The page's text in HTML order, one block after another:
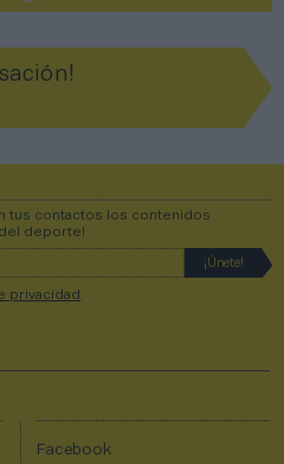
tus contactos los contenidos
deporte!
privacidad .
Facebook